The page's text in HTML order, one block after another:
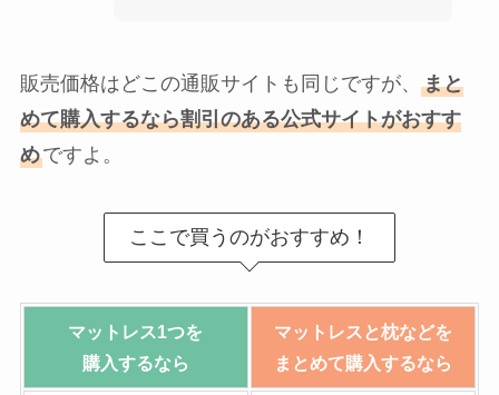
販売価格はどこの通販サイトも同じですが、 まと
めて購入するなら割引のある公式サイトがおすす
めですよ。
ここで買うのがおすすめ！
マットレス1つを
購入するなら
マットレスと枕などを
まとめて購入するなら